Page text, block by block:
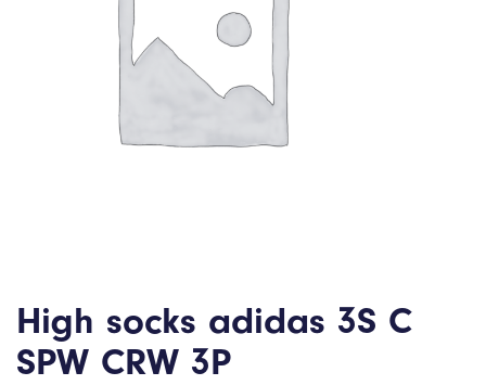
High socks adidas 3S C
SPW CRW 3P